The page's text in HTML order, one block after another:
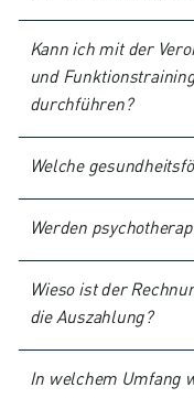
Kann ich mit der
und
durchführen?
Welche
Werden
Wieso ist der
die Auszahlung?
In welchem Umfang